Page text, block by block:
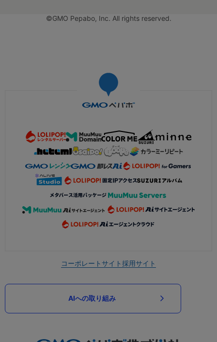
©GMO Pepabo, Inc. All rights reserved.
コーポレートサイト採用サイト
AIへの取り組み